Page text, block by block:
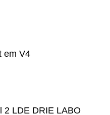
em V4
2 LDE DRIE LABO